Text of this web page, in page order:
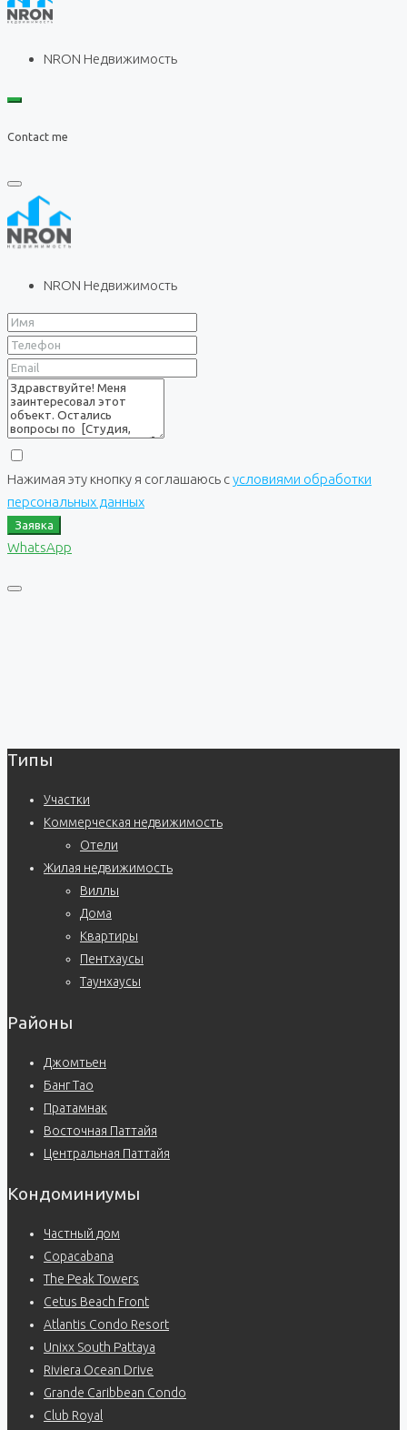
NRON Недвижимость
Contact me
NRON Недвижимость
Нажимая эту кнопку я соглашаюсь сусловиями обработки
персональных данных
Заявка
WhatsApp
Типы
Участки
Коммерческая недвижимость
Отели
Жилая недвижимость
Виллы
Дома
Квартиры
Пентхаусы
Таунхаусы
Районы
Джомтьен
Банг Тао
Пратамнак
Восточная Паттайя
Центральная Паттайя
Кондоминиумы
Частный дом
Copacabana
The Peak Towers
Cetus Beach Front
Atlantis Condo Resort
Unixx South Pattaya
Riviera Ocean Drive
Grande Caribbean Condo
Club Royal